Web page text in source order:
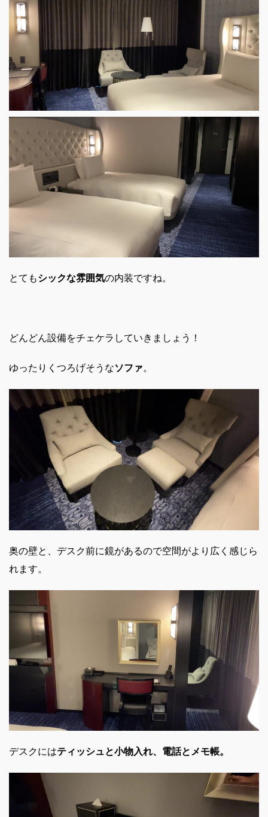
とてもシックな雰囲気の内装ですね。
どんどん設備をチェケラしていきましょう！
ゆったりくつろげそうなソファ。
奥の壁と、デスク前に鏡があるので空間がより広く感じら
れます。
デスクにはティッシュと小物入れ、電話とメモ帳。